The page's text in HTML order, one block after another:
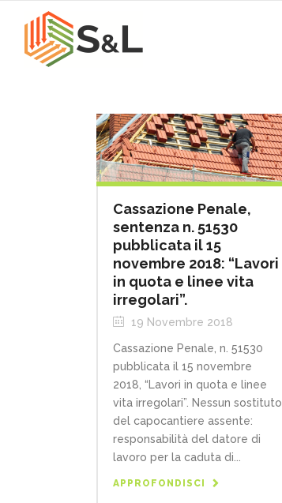
Cassazione Penale,
sentenza n. 51530
pubblicata il 15
novembre 2018: “Lavori
in quota e linee vita
irregolari”.
19 Novembre 2018
Cassazione Penale, n. 51530
pubblicata il 15 novembre
2018, “Lavori in quota e linee
vita irregolari”. Nessun sostituto
del capocantiere assente:
responsabilità del datore di
lavoro per la caduta di...
APPROFONDISCI